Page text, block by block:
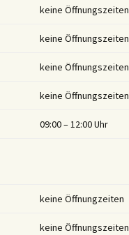
keine Öffnungszeiten
keine Öffnungszeiten
keine Öffnungszeiten
keine Öffnungszeiten
09:00 – 12:00 Uhr
keine Öffnungzeiten
keine Öffnungszeiten